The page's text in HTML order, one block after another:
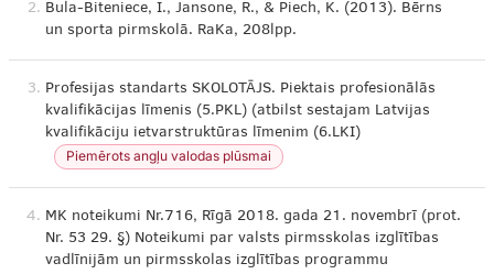
2. Bula-Biteniece, I., Jansone, R., & Piech, K. (2013). Bērns
un sporta pirmskolā. RaKa, 208lpp.
3. Profesijas standarts SKOLOTĀJS. Piektais profesionālās
kvalifikācijas līmenis (5.PKL) (atbilst sestajam Latvijas
kvalifikāciju ietvarstruktūras līmenim (6.LKI)
Piemērots angļu valodas plūsmai
4. MK noteikumi Nr.716, Rīgā 2018. gada 21. novembrī (prot.
Nr. 53 29. §) Noteikumi par valsts pirmsskolas izglītības
vadlīnijām un pirmsskolas izglītības programmu